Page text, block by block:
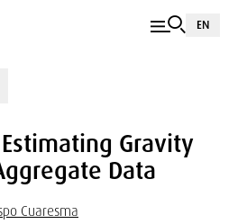
EN
Gravity
Data
Cuaresma